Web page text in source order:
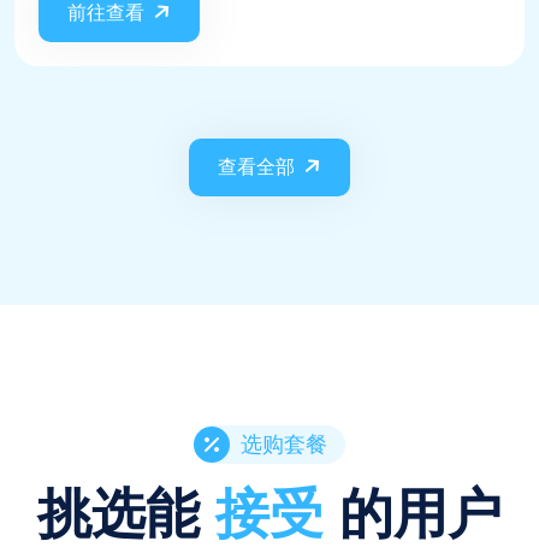
前往查看
查看全部
选购套餐
挑选能接受 的用户